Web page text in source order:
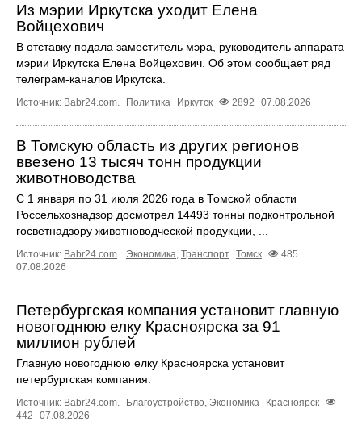
Из мэрии Иркутска уходит Елена
Войцехович
В отставку подала заместитель мэра, руководитель аппарата
мэрии Иркутска Елена Войцехович. Об этом сообщает ряд
телеграм‑каналов Иркутска.
Источник: Babr24.com. Политика Иркутск 2892 07.08.2026
В Томскую область из других регионов
ввезено 13 тысяч тонн продукции
животноводства
С 1 января по 31 июля 2026 года в Томской области
Россельхознадзор досмотрел 14493 тонны подконтрольной
госветнадзору животноводческой продукции, ...
Источник: Babr24.com. Экономика, Транспорт Томск
485
07.08.2026
Петербургская компания установит главную
новогоднюю елку Красноярска за 91
миллион рублей
Главную новогоднюю елку Красноярска установит
петербургская компания.
Источник: Babr24.com. Благоустройство, Экономика
Красноярск
442
07.08.2026